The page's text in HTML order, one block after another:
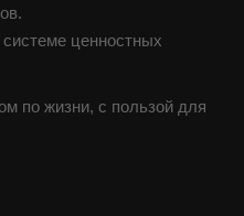
ценностных
по жизни, с пользой для